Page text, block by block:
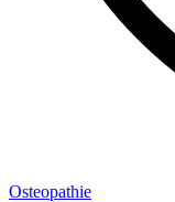
Osteopathie